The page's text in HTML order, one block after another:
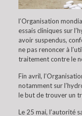
l’Organisation
essais cliniques sur
avoir suspendus,
ne pas renoncer à
traitement contre le
Fin avril,
notamment sur
le but de trouver un
Le 25 mai, l’autorité